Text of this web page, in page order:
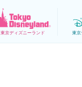
東京ディズニーランド 東京